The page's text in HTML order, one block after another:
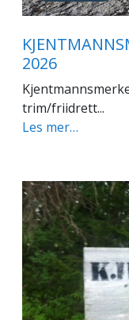
2026
trim/friidrett...
Les mer…